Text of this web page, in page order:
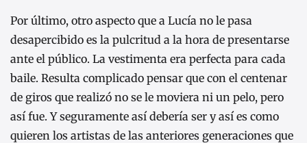
Por último, otro aspecto que a Lucía no le pasa
desapercibido es la pulcritud a la hora de presentarse
ante el público. La vestimenta era perfecta para cada
baile. Resulta complicado pensar que con el centenar
de giros que realizó no se le moviera ni un pelo, pero
así fue. Y seguramente así debería ser y así es como
quieren los artistas de las anteriores generaciones que